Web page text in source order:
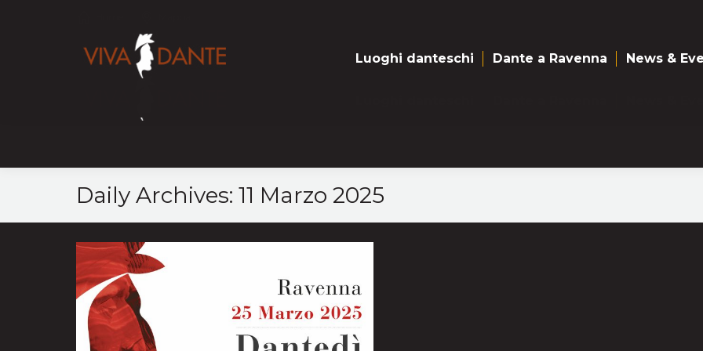
Daily Archives: 11 Marzo 2025
Luoghi danteschi Dante a Ravenna News &